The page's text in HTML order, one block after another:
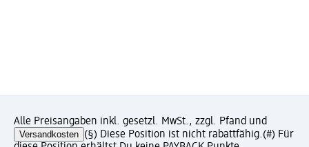
Alle Preisangaben inkl. gesetzl. MwSt., zzgl. Pfand und
Versandkosten (§) Diese Position ist nicht rabattfähig.(#) Für